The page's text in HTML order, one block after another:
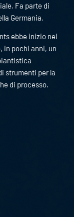
Fa parte di
Germania.
ebbe inizio nel
in pochi anni, un
strumenti per la
di processo.